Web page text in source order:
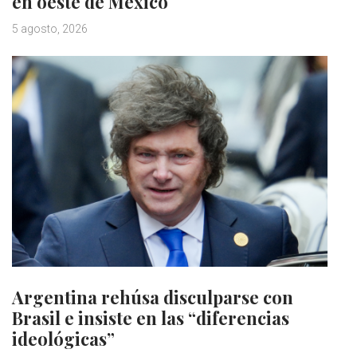
5 agosto, 2026
Argentina rehúsa disculparse con
Brasil e insiste en las “diferencias
ideológicas”